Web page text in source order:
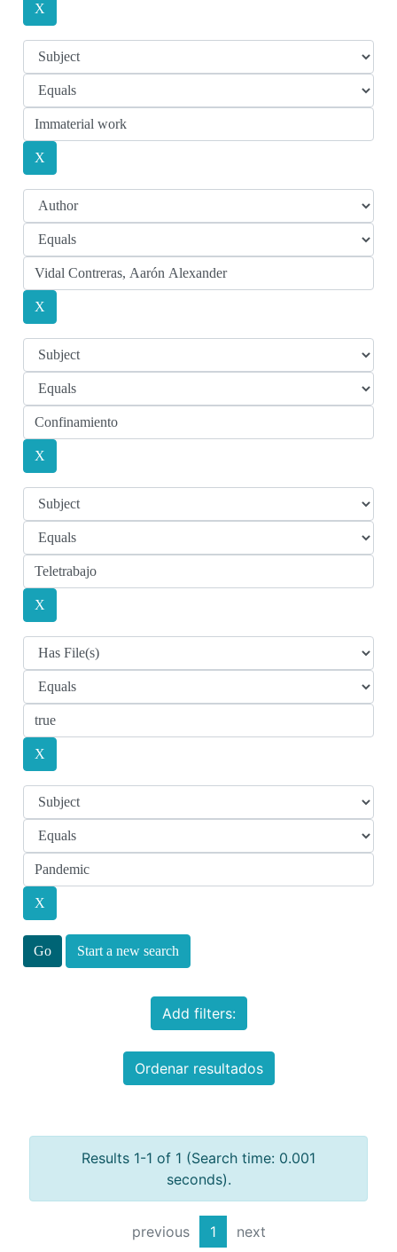
Start a new search
Add filters:
Ordenar resultados
Results 1-1 of 1 (Search time: 0.001
seconds).
previous 1 next